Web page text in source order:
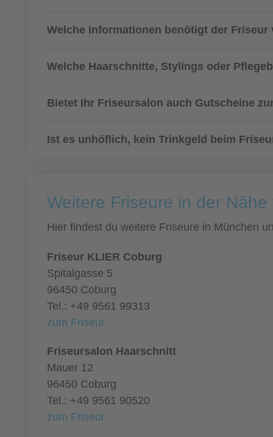
Welche Informationen benötigt der Friseur
Welche Haarschnitte, Stylings oder
Bietet Ihr Friseursalon auch Gutscheine
Ist es unhöflich, kein Trinkgeld beim
Weitere Friseure in der
Hier findest du weitere Friseure in München
Friseur KLIER Coburg
Spitalgasse 5
96450 Coburg
Tel.: +49 9561 99313
zum Friseur
Friseursalon Haarschnitt
Mauer 12
96450 Coburg
Tel.: +49 9561 90520
zum Friseur